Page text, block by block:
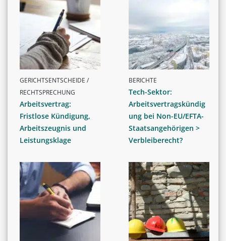
GERICHTSENTSCHEIDE /
RECHTSPRECHUNG
Arbeitsvertrag:
Fristlose Kündigung,
Arbeitszeugnis und
Leistungsklage
BERICHTE
Tech-Sektor:
Arbeitsvertragskündig
ung bei Non-EU/EFTA-
Staatsangehörigen >
Verbleiberecht?